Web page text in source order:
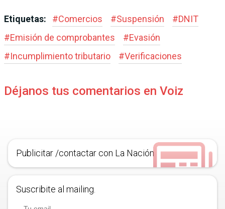
Etiquetas: #Comercios #Suspensión #DNIT
#Emisión de comprobantes #Evasión
#Incumplimiento tributario #Verificaciones
Déjanos tus comentarios en Voiz
Publicitar /contactar con La Nación
Suscribite al mailing.